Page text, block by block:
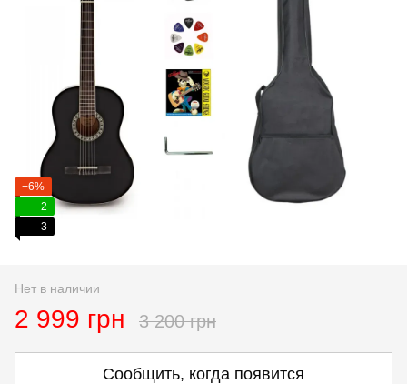
−6%
2
3
Нет в наличии
2 999 грн 3 200 грн
Сообщить, когда появится